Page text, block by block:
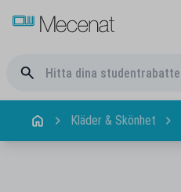
Kläder & Skönhet